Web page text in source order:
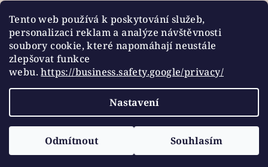
Tento web používá k poskytování služeb,
personalizaci reklam a analýze návštěvnosti
soubory cookie, které napomáhají neustále
zlepšovat funkce
webu.https://business.safety.google/privacy/
Nastavení
Odmítnout Souhlasím
Přijímáme online platby
Copyright 2026Panophobia. Všechna práva vyhrazena.
Vytvořil Shoptet